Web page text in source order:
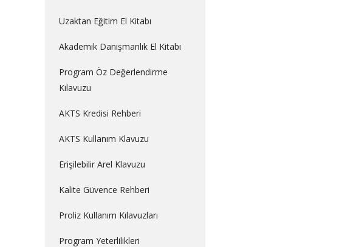
Uzaktan Eğitim El Kitabı
Akademik Danışmanlık El Kitabı
Program Öz Değerlendirme
Kılavuzu
AKTS Kredisi Rehberi
AKTS Kullanım Klavuzu
Erişilebilir Arel Klavuzu
Kalite Güvence Rehberi
Proliz Kullanım Kılavuzları
Program Yeterlilikleri